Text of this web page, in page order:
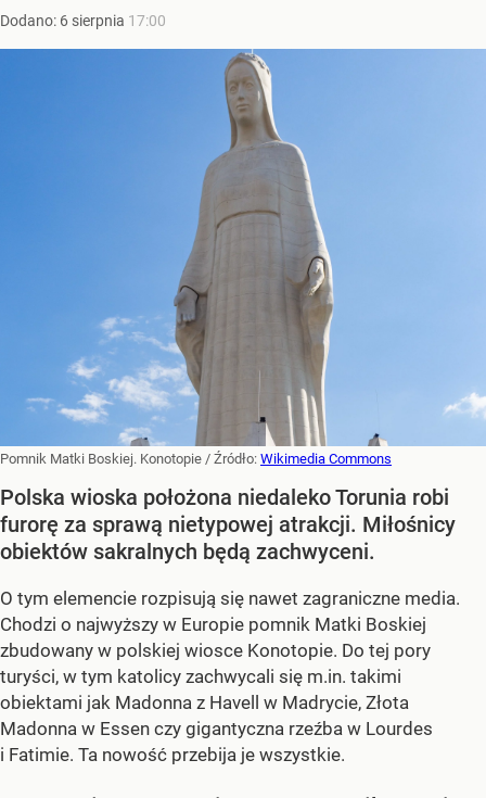
Dodano: 6 sierpnia 17:00
Pomnik Matki Boskiej. Konotopie / Źródło: Wikimedia Commons
Polska wioska położona niedaleko Torunia robi
furorę za sprawą nietypowej atrakcji. Miłośnicy
obiektów sakralnych będą zachwyceni.
O tym elemencie rozpisują się nawet zagraniczne media.
Chodzi o najwyższy w Europie pomnik Matki Boskiej
zbudowany w polskiej wiosce Konotopie. Do tej pory
turyści, w tym katolicy zachwycali się m.in. takimi
obiektami jak Madonna z Havell w Madrycie, Złota
Madonna w Essen czy gigantyczna rzeźba w Lourdes
i Fatimie. Ta nowość przebija je wszystkie.